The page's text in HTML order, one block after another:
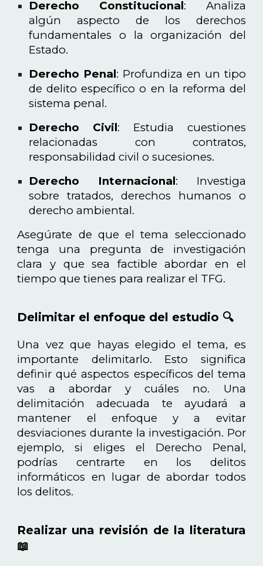
Derecho Constitucional: Analiza
algún aspecto de los derechos
fundamentales o la organización del
Estado.
Derecho Penal: Profundiza en un tipo
de delito específico o en la reforma del
sistema penal.
Derecho Civil: Estudia cuestiones
relacionadas con contratos,
responsabilidad civil o sucesiones.
Derecho Internacional: Investiga
sobre tratados, derechos humanos o
derecho ambiental.
Asegúrate de que el tema seleccionado
tenga una pregunta de investigación
clara y que sea factible abordar en el
tiempo que tienes para realizar el TFG.
Delimitar el enfoque del estudio 🔍
Una vez que hayas elegido el tema, es
importante delimitarlo. Esto significa
definir qué aspectos específicos del tema
vas a abordar y cuáles no. Una
delimitación adecuada te ayudará a
mantener el enfoque y a evitar
desviaciones durante la investigación. Por
ejemplo, si eliges el Derecho Penal,
podrías centrarte en los delitos
informáticos en lugar de abordar todos
los delitos.
Realizar una revisión de la literatura
📖